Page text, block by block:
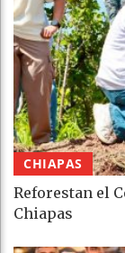
CHIAPAS
Reforestan el
Chiapas